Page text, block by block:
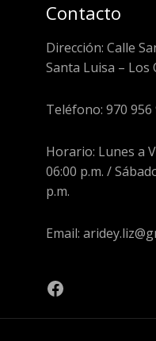
Contacto
Dirección: Calle
Santa Luisa – Los
Teléfono: 970 956
Horario: Lunes a
06:00 p.m. /
p.m.
Email: